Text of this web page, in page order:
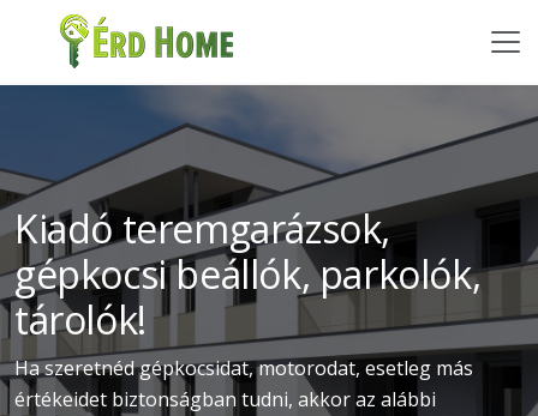
Kiadó teremgarázsok,
gépkocsi beállók, parkolók,
tárolók!
Ha szeretnéd gépkocsidat, motorodat, esetleg más
értékeidet biztonságban tudni, akkor az alábbi